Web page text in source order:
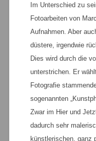
Im Unterschied zu
Fotoarbeiten von
Aufnahmen. Aber
düstere, irgendwie
Dies wird durch die
unterstrichen. Er
Fotografie
sogenannten
Zwar im Hier und
dadurch sehr
künstlerischen, ganz